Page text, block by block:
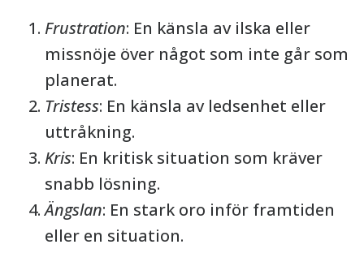
Frustration: En känsla av ilska eller
missnöje över något som inte går som
planerat.
Tristess: En känsla av ledsenhet eller
uttråkning.
Kris: En kritisk situation som kräver
snabb lösning.
Ängslan: En stark oro inför framtiden
eller en situation.